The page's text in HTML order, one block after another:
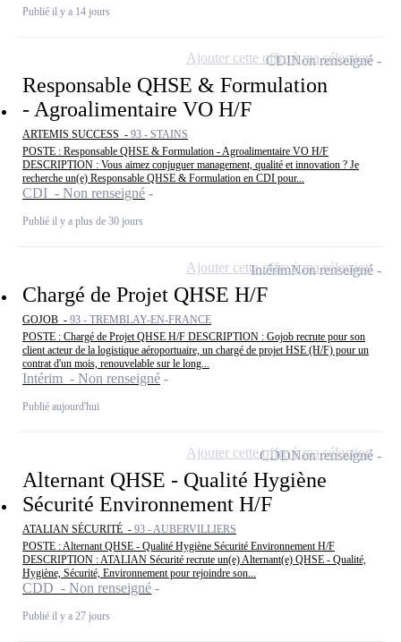
Publié il y a 14 jours
Responsable QHSE & Formulation
- Agroalimentaire VO H/F
ARTEMIS SUCCESS - 93 - STAINS
POSTE : Responsable QHSE & Formulation - Agroalimentaire VO H/F
DESCRIPTION : Vous aimez conjuguer management, qualité et innovation ? Je
recherche un(e) Responsable QHSE & Formulation en CDI pour...
CDI - Non renseigné
Publié il y a plus de 30 jours
CDINon renseigné
Ajouter cette offre à ma sélection
Chargé de Projet QHSE H/F
GOJOB - 93 - TREMBLAY-EN-FRANCE
POSTE : Chargé de Projet QHSE H/F DESCRIPTION : Gojob recrute pour son
client acteur de la logistique aéroportuaire, un chargé de projet HSE (H/F) pour un
contrat d'un mois, renouvelable sur le long...
Intérim - Non renseigné
Publié aujourd'hui
IntérimNon renseigné
Ajouter cette offre à ma sélection
Alternant QHSE - Qualité Hygiène
Sécurité Environnement H/F
ATALIAN SÉCURITÉ - 93 - AUBERVILLIERS
POSTE : Alternant QHSE - Qualité Hygiène Sécurité Environnement H/F
DESCRIPTION : ATALIAN Sécurité recrute un(e) Alternant(e) QHSE - Qualité,
Hygiène, Sécurité, Environnement pour rejoindre son...
CDD - Non renseigné
Publié il y a 27 jours
CDDNon renseigné
Ajouter cette offre à ma sélection